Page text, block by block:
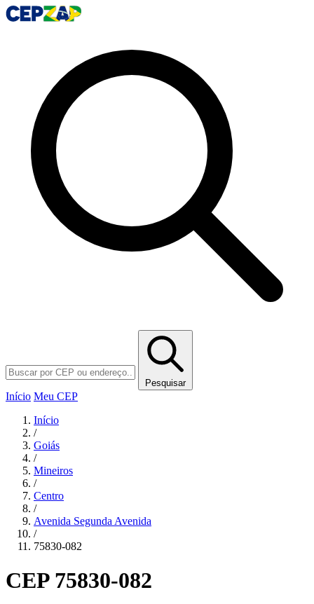
Pesquisar
Início Meu CEP
Início
/
Goiás
/
Mineiros
/
Centro
/
Avenida Segunda Avenida
/
75830-082
CEP 75830-082